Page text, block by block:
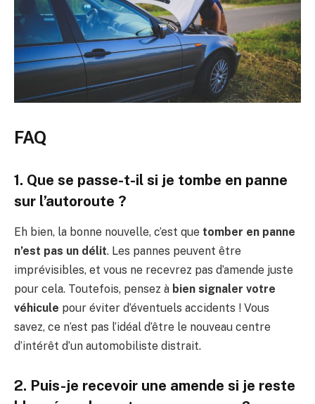
FAQ
1. Que se passe-t-il si je tombe en panne
sur l’autoroute ?
Eh bien, la bonne nouvelle, c’est que tomber en panne
n’est pas un délit. Les pannes peuvent être
imprévisibles, et vous ne recevrez pas d’amende juste
pour cela. Toutefois, pensez à bien signaler votre
véhicule pour éviter d’éventuels accidents ! Vous
savez, ce n’est pas l’idéal d’être le nouveau centre
d’intérêt d’un automobiliste distrait.
2. Puis-je recevoir une amende si je reste